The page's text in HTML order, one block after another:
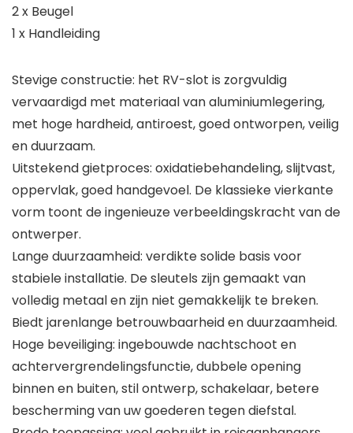
2 x Beugel
1 x Handleiding
Stevige constructie: het RV-slot is zorgvuldig
vervaardigd met materiaal van aluminiumlegering,
met hoge hardheid, antiroest, goed ontworpen, veilig
en duurzaam.
Uitstekend gietproces: oxidatiebehandeling, slijtvast,
oppervlak, goed handgevoel. De klassieke vierkante
vorm toont de ingenieuze verbeeldingskracht van de
ontwerper.
Lange duurzaamheid: verdikte solide basis voor
stabiele installatie. De sleutels zijn gemaakt van
volledig metaal en zijn niet gemakkelijk te breken.
Biedt jarenlange betrouwbaarheid en duurzaamheid.
Hoge beveiliging: ingebouwde nachtschoot en
achtervergrendelingsfunctie, dubbele opening
binnen en buiten, stil ontwerp, schakelaar, betere
bescherming van uw goederen tegen diefstal.